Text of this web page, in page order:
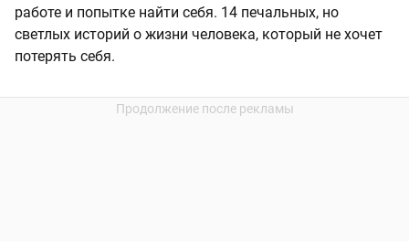
работе и попытке найти себя. 14 печальных, но
светлых историй о жизни человека, который не хочет
потерять себя.